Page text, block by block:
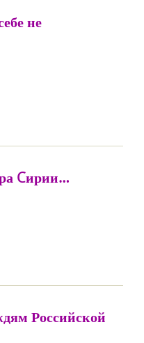
не
Cирии…
Российской